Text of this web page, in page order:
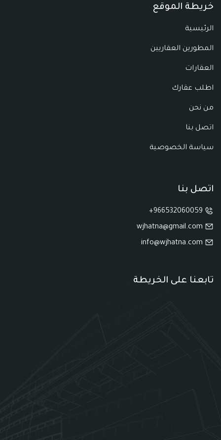
خريطة الموقع
الرئيسية
المطورين العقاريين
العقارات
اطلب عقارك
من نحن
اتصل بنا
سياسة الخصوصية
اتصل بنا
تابعنا على الخريطة